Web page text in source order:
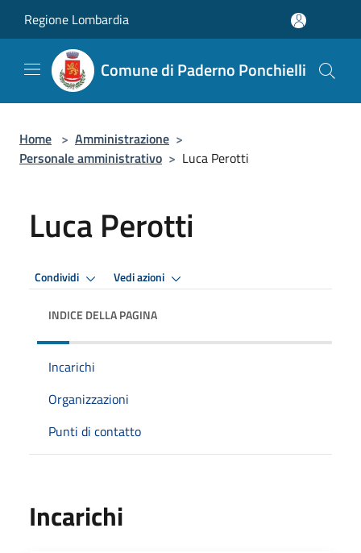
Regione Lombardia
Comune di Paderno Ponchielli
Home > Amministrazione >
Personale amministrativo > Luca Perotti
Luca Perotti
Condividi Vedi azioni
INDICE DELLA PAGINA
Incarichi
Organizzazioni
Punti di contatto
Incarichi